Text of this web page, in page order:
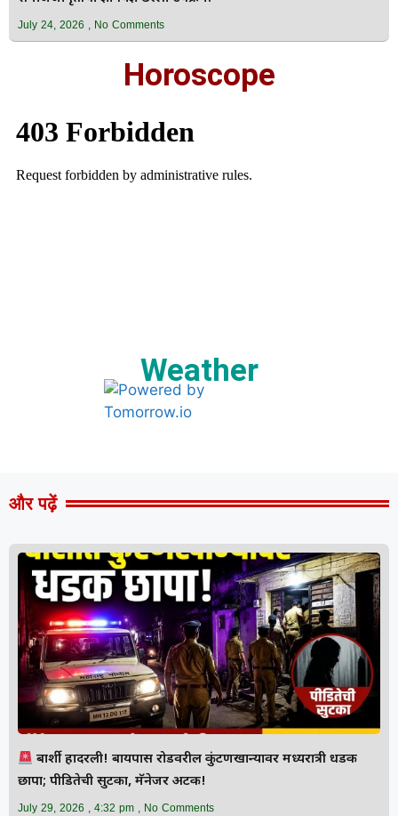
July 24, 2026 No Comments
Horoscope
Weather
और पढ़ें
बार्शी हादरली! बायपास रोडवरील कुंटणखान्यावर मध्यरात्री धडक
छापा; पीडितेची सुटका, मॅनेजर अटक!
July 29, 2026 4:32 pm No Comments